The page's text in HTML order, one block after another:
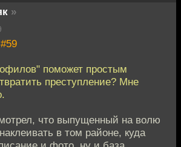
»
#59
поможет простым
преступление? Мне
что выпущенный на волю
в том районе, куда